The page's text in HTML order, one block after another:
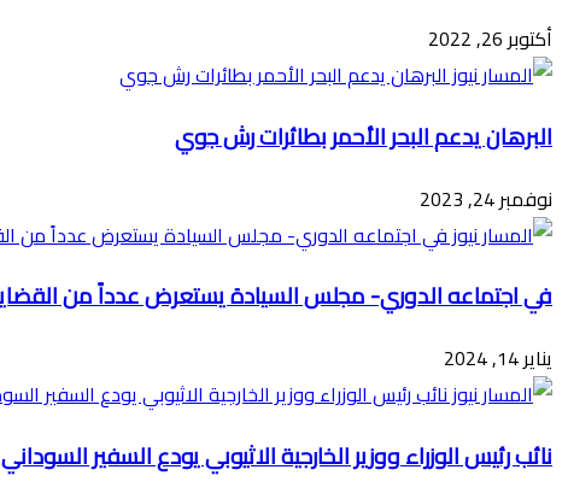
أكتوبر 26, 2022
البرهان يدعم البحر الأحمر بطائرات رش جوي
نوفمبر 24, 2023
في اجتماعه الدوري- مجلس السيادة يستعرض عدداً من
يناير 14, 2024
نائب رئيس الوزراء ووزير الخارجية الاثيوبي يودع السفير